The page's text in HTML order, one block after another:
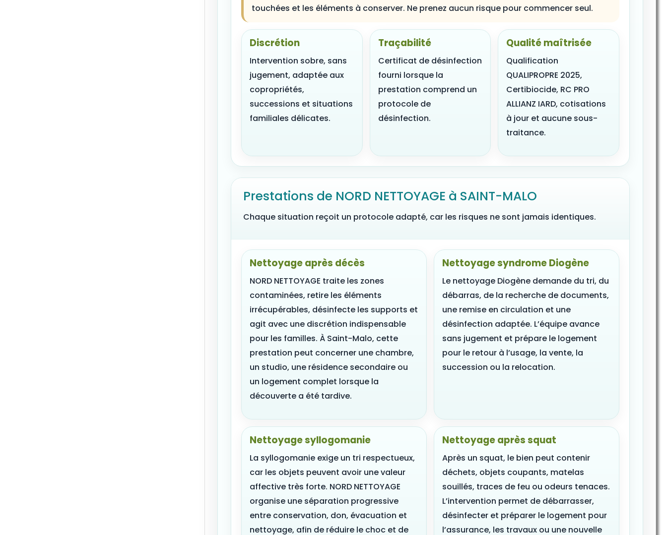
touchées et les éléments à conserver. Ne prenez aucun risque pour commencer seul.
Discrétion
Intervention sobre, sans
jugement, adaptée aux
copropriétés,
successions et situations
familiales délicates.
Traçabilité
Certificat de désinfection
fourni lorsque la
prestation comprend un
protocole de
désinfection.
Qualité maîtrisée
Qualification
QUALIPROPRE 2025,
Certibiocide, RC PRO
ALLIANZ IARD, cotisations
à jour et aucune sous-
traitance.
Prestations de NORD NETTOYAGE à SAINT-MALO
Chaque situation reçoit un protocole adapté, car les risques ne sont jamais identiques.
Nettoyage après décès
NORD NETTOYAGE traite les zones
contaminées, retire les éléments
irrécupérables, désinfecte les supports et
agit avec une discrétion indispensable
pour les familles. À Saint-Malo, cette
prestation peut concerner une chambre,
un studio, une résidence secondaire ou
un logement complet lorsque la
découverte a été tardive.
Nettoyage syndrome Diogène
Le nettoyage Diogène demande du tri, du
débarras, de la recherche de documents,
une remise en circulation et une
désinfection adaptée. L’équipe avance
sans jugement et prépare le logement
pour le retour à l’usage, la vente, la
succession ou la relocation.
Nettoyage syllogomanie
La syllogomanie exige un tri respectueux,
car les objets peuvent avoir une valeur
affective très forte. NORD NETTOYAGE
organise une séparation progressive
entre conservation, don, évacuation et
nettoyage, afin de réduire le choc et de
Nettoyage après squat
Après un squat, le bien peut contenir
déchets, objets coupants, matelas
souillés, traces de feu ou odeurs tenaces.
L’intervention permet de débarrasser,
désinfecter et préparer le logement pour
l’assurance, les travaux ou une nouvelle